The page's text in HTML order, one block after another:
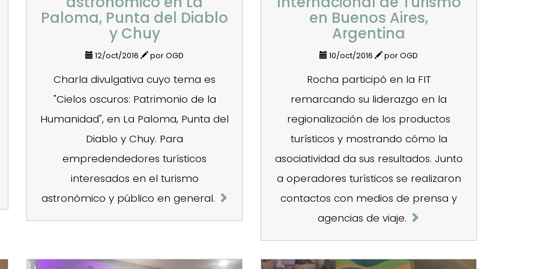
Paloma, Punta del Diablo
y Chuy
12/oct/2016 por OGD
Charla divulgativa cuyo tema es
"Cielos oscuros: Patrimonio de la
Humanidad", en La Paloma, Punta del
Diablo y Chuy. Para
empredendedores turísticos
interesados en el turismo
astronómico y público en general.
en Buenos Aires,
Argentina
10/oct/2016 por OGD
Rocha participó en la FIT
remarcando su liderazgo en la
regionalización de los productos
turísticos y mostrando cómo la
asociatividad da sus resultados. Junto
a operadores turísticos se realizaron
contactos con medios de prensa y
agencias de viaje.